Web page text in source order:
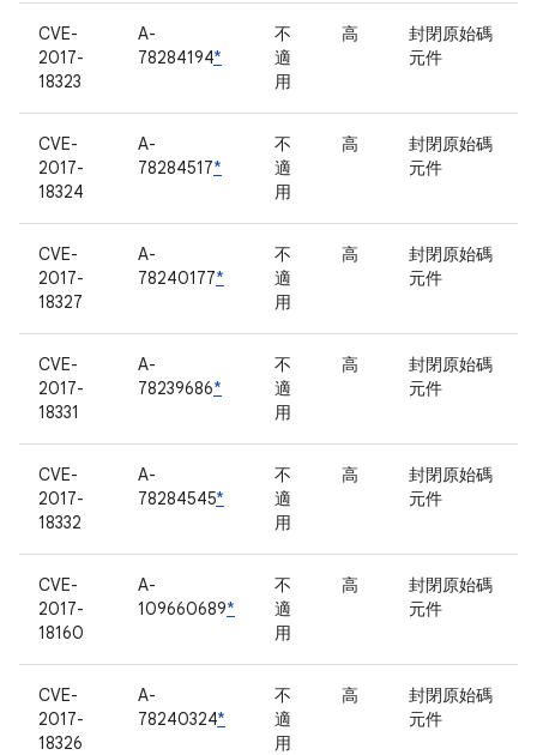
CVE-
2017-
18323
A-
78284194*
不
適
用
高
封閉原始碼
元件
CVE-
2017-
18324
A-
78284517*
不
適
用
高
封閉原始碼
元件
CVE-
2017-
18327
A-
78240177*
不
適
用
高
封閉原始碼
元件
CVE-
2017-
18331
A-
78239686*
不
適
用
高
封閉原始碼
元件
CVE-
2017-
18332
A-
78284545*
不
適
用
高
封閉原始碼
元件
CVE-
2017-
18160
A-
109660689*
不
適
用
高
封閉原始碼
元件
CVE-
2017-
18326
A-
78240324*
不
適
用
高
封閉原始碼
元件